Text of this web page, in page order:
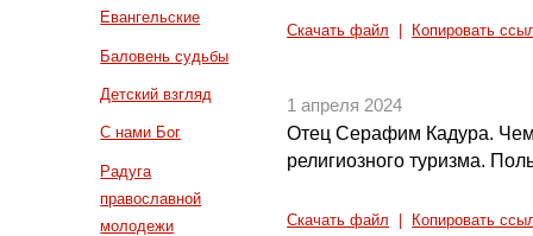
Евангельские
Баловень судьбы
Детский взгляд
С нами Бог
Радуга
православной
молодежи
Скачать файл Копировать
1 апреля 2024
Отец Серафим Кадура. Чем
религиозного туризма.
Скачать файл Копировать